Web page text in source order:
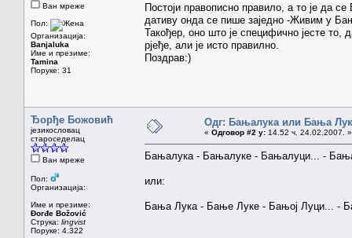
Ван мреже
Пол:
Организација:
Banjaluka
Име и презиме:
Tamina
Поруке: 31
Постоји правописно правило, а то је да
дативу онда се пише заједно -Живим у
Такођер, оно што је специфично јесте
рјеђе, али је исто правилно.
Поздрав:)
Ђорђе Божовић
језикословац
староседелац
Ван мреже
Пол:
Организација:
Име и презиме:
Đorđe Božović
Струка: lingvist
Поруке: 4.322
Одг: Бањалука или Бања
« Одговор #2 у: 14.52 ч. 24.02.2007. »
Бањалука - Бањалуке - Бањалуци... -
или:
Бања Лука - Бање Луке - Бањој Луци... -